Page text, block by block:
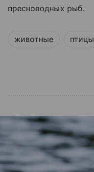
пресноводных рыб.
животные птицы